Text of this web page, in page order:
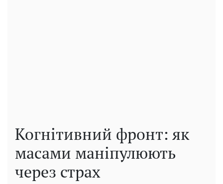
Когнітивний фронт: як
масами маніпулюють
через страх